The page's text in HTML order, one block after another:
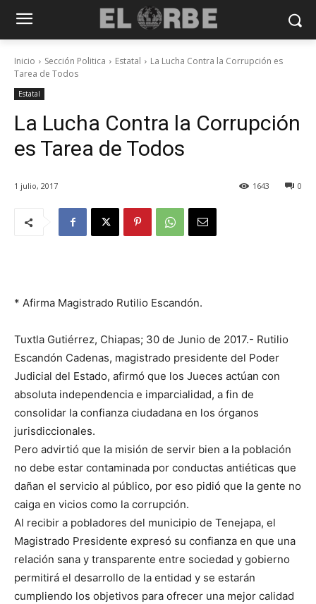
Inicio Sección Politica Estatal
La Lucha Contra la Corrupción es
Tarea de Todos
Estatal
La Lucha Contra la Corrupción
es Tarea de Todos
1 julio, 2017 0
1643
* Afirma Magistrado Rutilio Escandón.
Tuxtla Gutiérrez, Chiapas; 30 de Junio de 2017.- Rutilio
Escandón Cadenas, magistrado presidente del Poder
Judicial del Estado, afirmó que los Jueces actúan con
absoluta independencia e imparcialidad, a fin de
consolidar la confianza ciudadana en los órganos
jurisdiccionales.
Pero advirtió que la misión de servir bien a la población
no debe estar contaminada por conductas antiéticas que
dañan el servicio al público, por eso pidió que la gente no
caiga en vicios como la corrupción.
Al recibir a pobladores del municipio de Tenejapa, el
Magistrado Presidente expresó su confianza en que una
relación sana y transparente entre sociedad y gobierno
permitirá el desarrollo de la entidad y se estarán
cumpliendo los objetivos para ofrecer una mejor calidad